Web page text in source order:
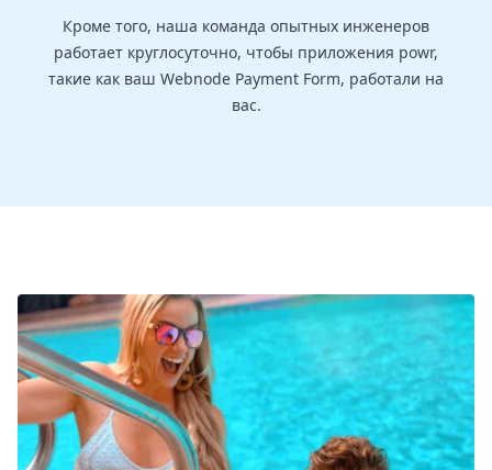
Кроме того, наша команда опытных инженеров
работает круглосуточно, чтобы приложения powr,
такие как ваш Webnode Payment Form, работали на
вас.